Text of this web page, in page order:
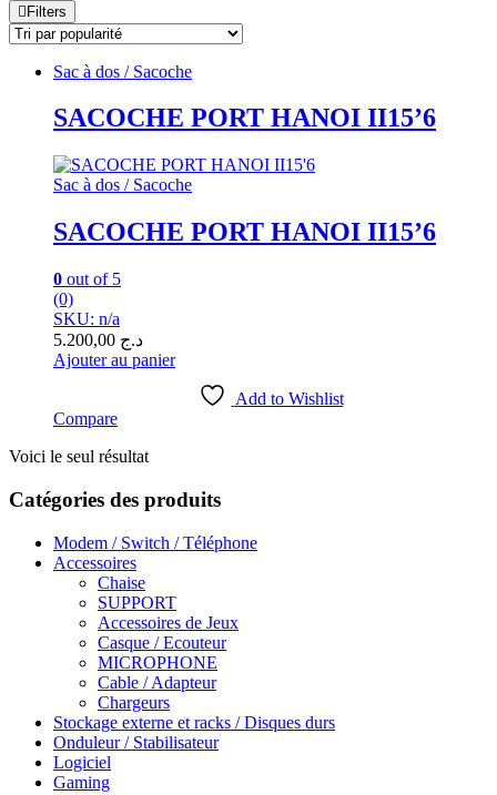
Filters
Sac à dos / Sacoche
SACOCHE PORT HANOI II15’6
Sac à dos / Sacoche
SACOCHE PORT HANOI II15’6
0 out of 5
(0)
SKU: n/a
د.ج
Ajouter au panier
Add to Wishlist
Compare
Voici le seul résultat
Catégories des produits
Modem / Switch / Téléphone
Accessoires
Chaise
SUPPORT
Accessoires de Jeux
Casque / Ecouteur
MICROPHONE
Cable / Adapteur
Chargeurs
Stockage externe et racks / Disques durs
Onduleur / Stabilisateur
Logiciel
Gaming